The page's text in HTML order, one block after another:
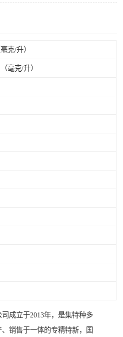
克/升）
毫克/升）
成立于2013年，是集特种多
销售于一体的专精特新，国